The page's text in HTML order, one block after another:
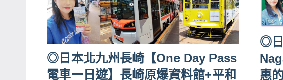
路、
旅
遊
節
目
◎日本北九州長崎【One Day Pass
電車一日遊】長崎原爆資料館+平和
◎日
惠